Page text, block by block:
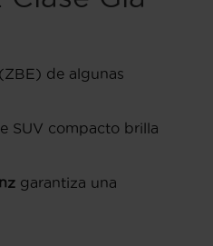
de algunas
SUV compacto brilla
garantiza una